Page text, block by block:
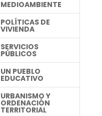
MEDIOAMBIENTE
POLÍTICAS DE
VIVIENDA
SERVICIOS
PÚBLICOS
UN PUEBLO
EDUCATIVO
URBANISMO Y
ORDENACIÓN
TERRITORIAL